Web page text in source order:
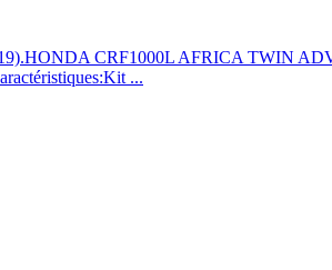
CRF1000L AFRICA TWIN
...